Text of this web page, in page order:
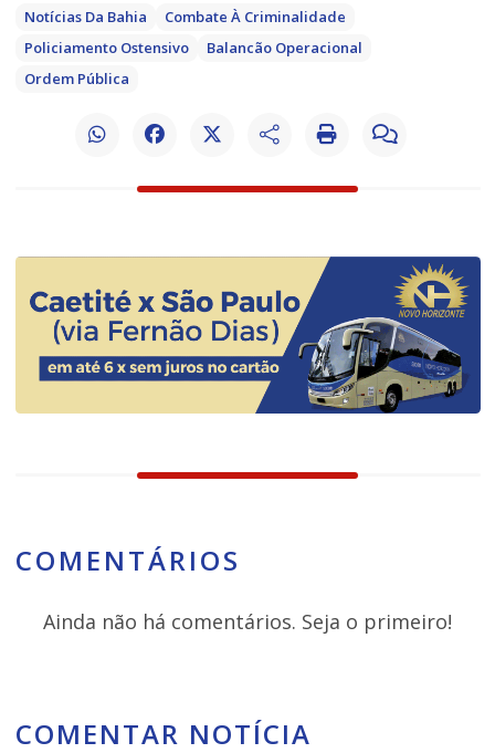
Notícias Da Bahia
Combate À Criminalidade
Policiamento Ostensivo
Balancão Operacional
Ordem Pública
COMENTÁRIOS
Ainda não há comentários. Seja o primeiro!
COMENTAR NOTÍCIA